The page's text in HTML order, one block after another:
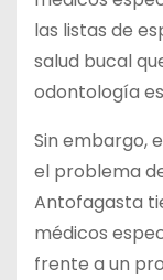
las listas de
salud bucal
odontología
Sin embargo,
el problema
Antofagasta
médicos
frente a un